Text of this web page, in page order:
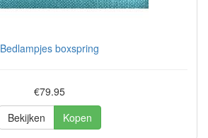
Bedlampjes boxspring
€79.95
Bekijken
Kopen